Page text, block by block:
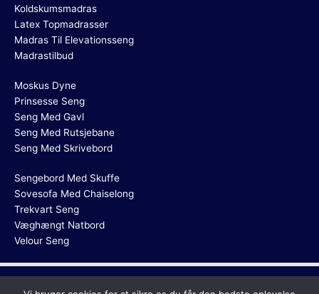
Koldskumsmadras
Latex Topmadrasser
Madras Til Elevationsseng
Madrastilbud
Moskus Dyne
Prinsesse Seng
Seng Med Gavl
Seng Med Rutsjebane
Seng Med Skrivebord
Sengebord Med Skuffe
Sovesofa Med Chaiselong
Trekvart Seng
Væghængt Natbord
Velour Seng
Copyright © 2026 Helårsdyne